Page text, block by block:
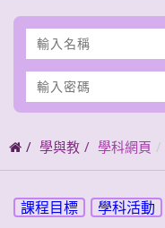
輸
名
稱
輸
密
學與教 學科網頁
課程目標 學科活動